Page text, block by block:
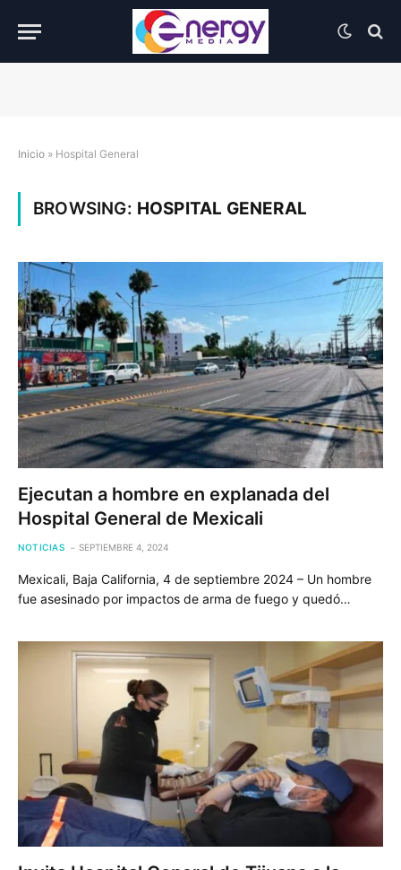
Inicio » Hospital General
BROWSING: HOSPITAL GENERAL
Ejecutan a hombre en explanada del
Hospital General de Mexicali
NOTICIAS SEPTIEMBRE 4, 2024
Mexicali, Baja California, 4 de septiembre 2024 – Un hombre
fue asesinado por impactos de arma de fuego y quedó…